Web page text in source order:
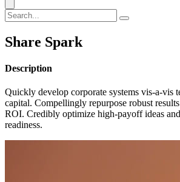
Share Spark
Description
Quickly develop corporate systems vis-a-vis
capital. Compellingly repurpose robust
ROI. Credibly optimize high-payoff ideas
readiness.